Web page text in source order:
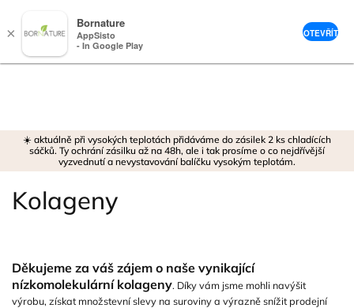
☀️ aktuálně při vysokých teplotách přidáváme do zásilek 2 ks chladících
sáčků. Ty ochrání zásilku až na 48h, ale i tak prosíme o co nejdřívější
vyzvednutí a nevystavování balíčku vysokým teplotám.
Kolageny
Děkujeme za váš zájem o naše vynikající
nízkomolekulární kolageny. Díky vám jsme mohli navýšit
výrobu, získat množstevní slevy na suroviny a výrazně snížit prodejní
×
Bornature
AppSisto
- In Google Play
OTEVŘÍT